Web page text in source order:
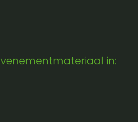
in: